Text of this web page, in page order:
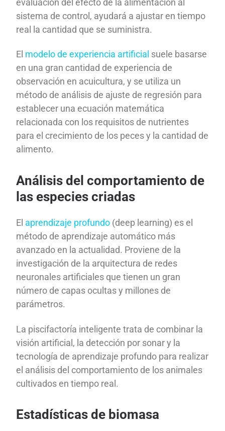
evaluación del efecto de la alimentación al
sistema de control, ayudará a ajustar en tiempo
real la cantidad que se suministra.
El modelo de experiencia artificial suele basarse
en una gran cantidad de experiencia de
observación en acuicultura, y se utiliza un
método de análisis de ajuste de regresión para
establecer una ecuación matemática
relacionada con los requisitos de nutrientes
para el crecimiento de los peces y la cantidad de
alimento.
Análisis del comportamiento de
las especies criadas
El aprendizaje profundo (deep learning) es el
método de aprendizaje automático más
avanzado en la actualidad. Proviene de la
investigación de la arquitectura de redes
neuronales artificiales que tienen un gran
número de capas ocultas y millones de
parámetros.
La piscifactoría inteligente trata de combinar la
visión artificial, la detección por sonar y la
tecnología de aprendizaje profundo para realizar
el análisis del comportamiento de los animales
cultivados en tiempo real.
Estadísticas de biomasa